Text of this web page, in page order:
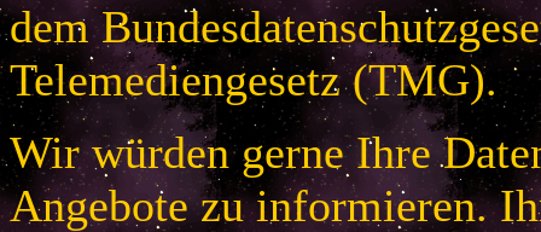
dem
Telemediengesetz (TMG).
Wir würden gerne Ihre
Angebote zu informieren.